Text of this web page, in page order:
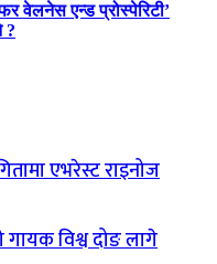
वेलनेस एन्ड प्रोस्पेरिटी’
?
एभरेस्ट राइनोज
विश्व दोङ लागे